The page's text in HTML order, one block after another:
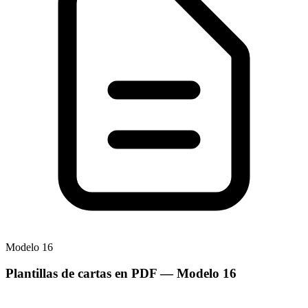
Modelo 16
Plantillas de cartas en PDF— Modelo 16